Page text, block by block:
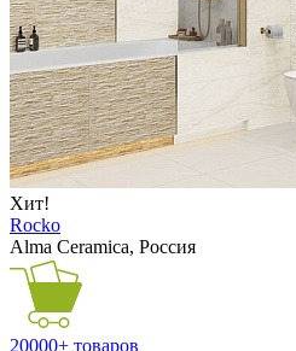
Хит!
Rocko
Alma Ceramica, Россия
20000+ товаров